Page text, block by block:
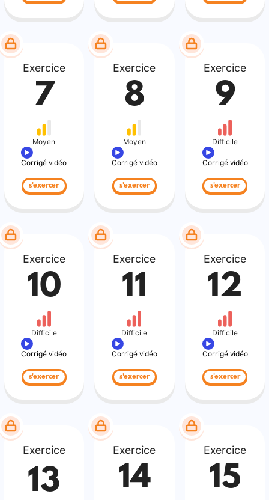
Exercice
7
Moyen
Corrigé vidéo
s'exercer
Exercice
8
Moyen
Corrigé vidéo
s'exercer
Exercice
9
Difficile
Corrigé vidéo
s'exercer
Exercice
10
Difficile
Corrigé vidéo
s'exercer
Exercice
11
Difficile
Corrigé vidéo
s'exercer
Exercice
12
Difficile
Corrigé vidéo
s'exercer
Exercice
13
Exercice
14
Exercice
15